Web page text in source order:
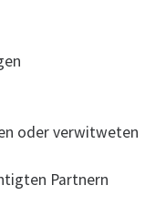
oder verwitweten
Partnern